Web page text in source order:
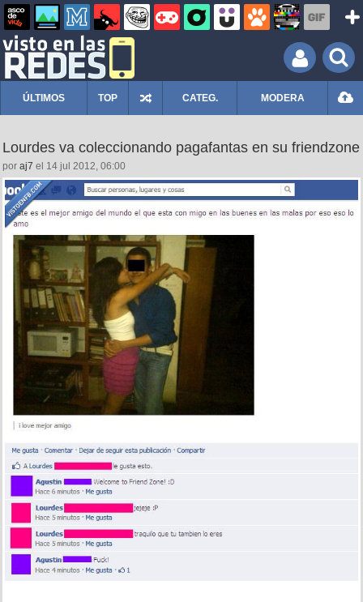
ÚLTIMOS TOP CATEG. MODERA
Lourdes va coleccionando pagafantas en su friendzone
por aj7 el 14 jul 2012, 06:00